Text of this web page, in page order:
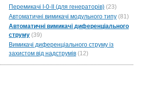
Перемикачі I-0-II (для генераторів) (23)
Автоматичні вимикачі модульного типу (81)
Автоматичні вимикачі диференціального
струму (39)
Вимикачі диференціального струму із
захистом від надструмів (12)